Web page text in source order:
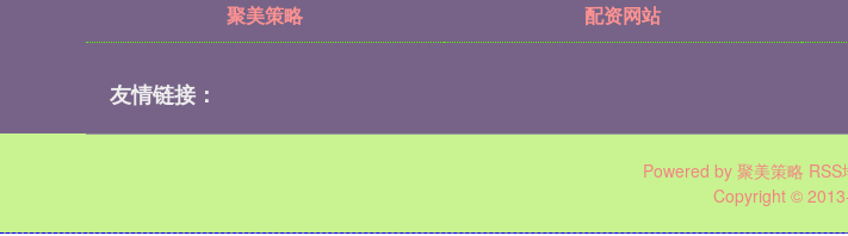
聚美策略 配资网站
友情链接：
Powered by 聚美策略 RSS
Copyright ©